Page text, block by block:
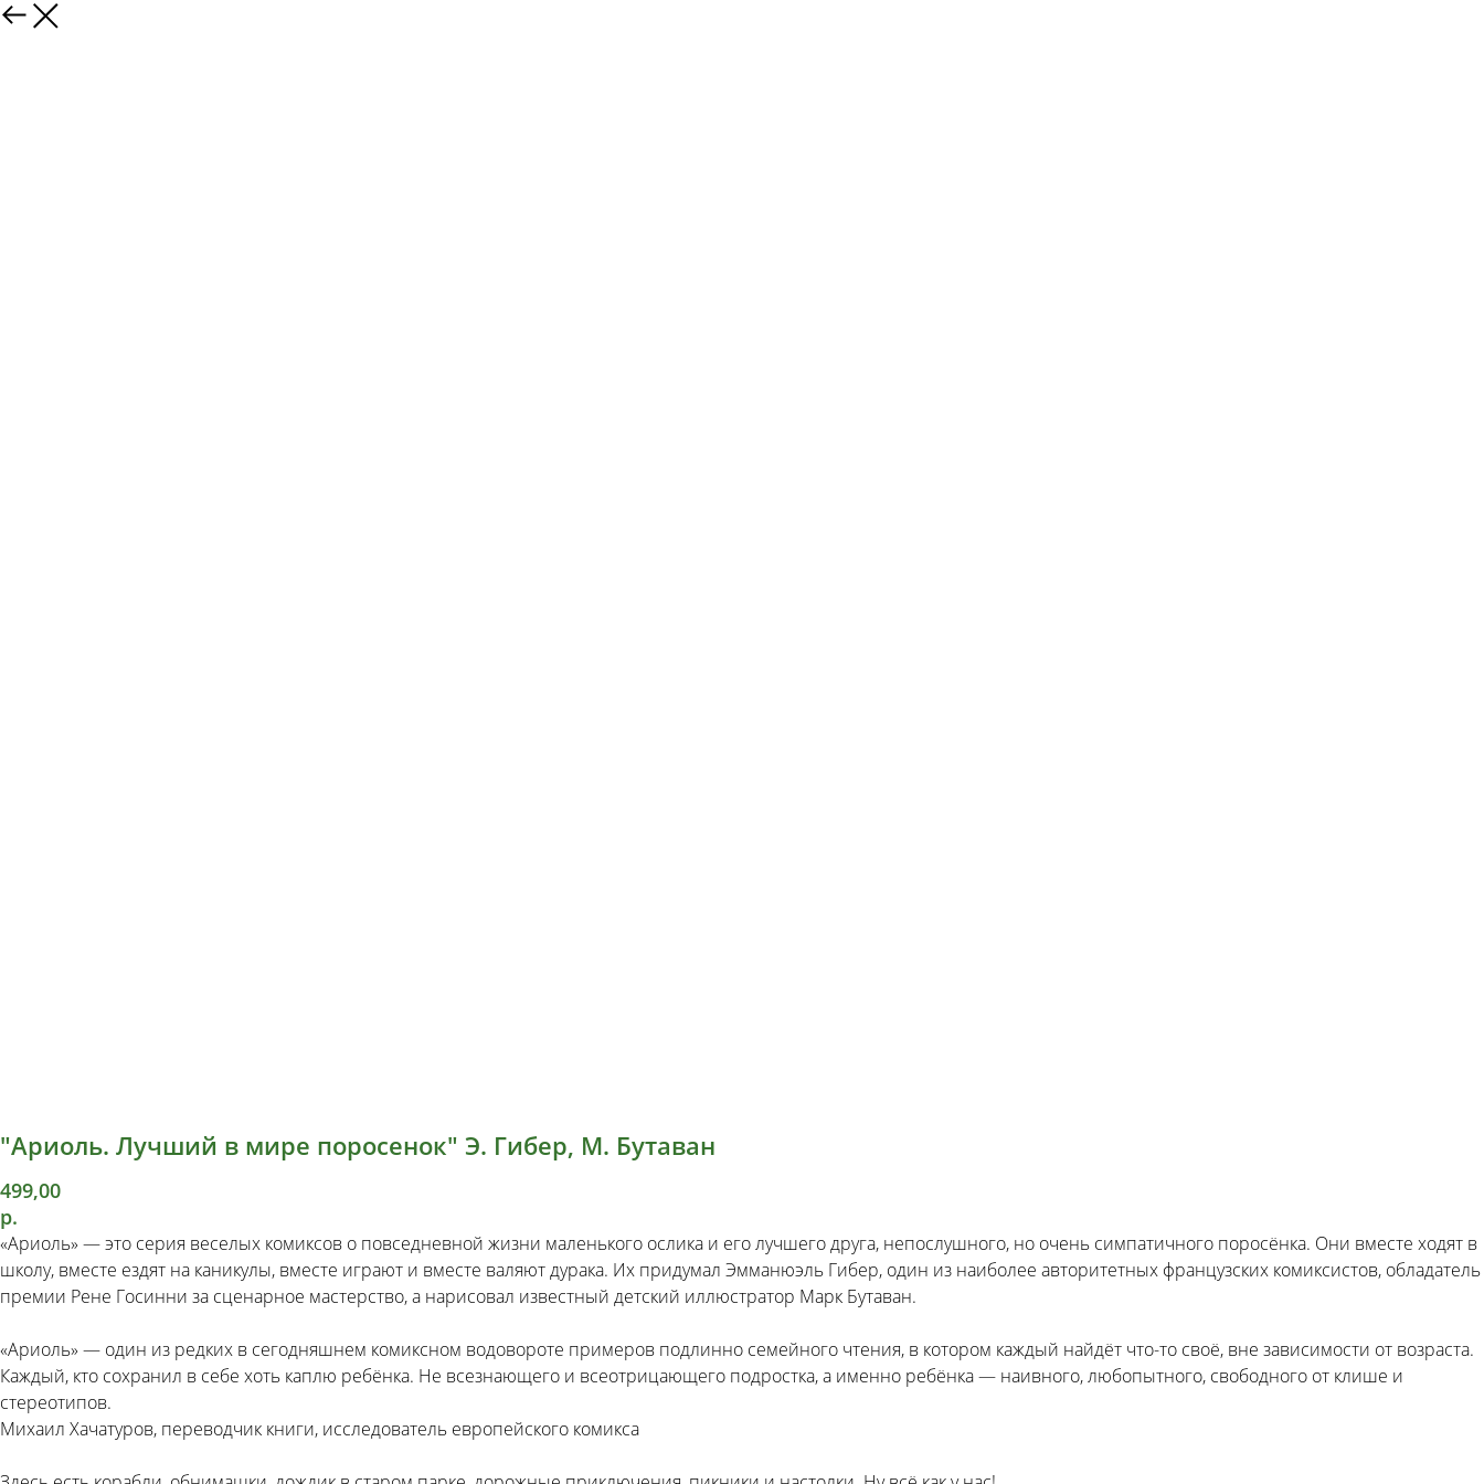
"Ариоль. Лучший в мире поросенок" Э. Гибер, М. Бутаван
499,00
р.
«Ариоль» — это серия веселых комиксов о повседневной жизни маленького ослика и его лучшего друга, непослушного, но очень симпатичного поросёнка. Они вместе ходят в
школу, вместе ездят на каникулы, вместе играют и вместе валяют дурака. Их придумал Эмманюэль Гибер, один из наиболее авторитетных французских комиксистов, обладатель
премии Рене Госинни за сценарное мастерство, а нарисовал известный детский иллюстратор Марк Бутаван.
«Ариоль» — один из редких в сегодняшнем комиксном водовороте примеров подлинно семейного чтения, в котором каждый найдёт что-то своё, вне зависимости от возраста.
Каждый, кто сохранил в себе хоть каплю ребёнка. Не всезнающего и всеотрицающего подростка, а именно ребёнка — наивного, любопытного, свободного от клише и
стереотипов.
Михаил Хачатуров, переводчик книги, исследователь европейского комикса